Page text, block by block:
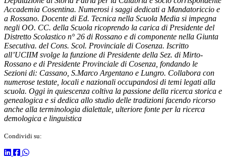
Accademia Cosentina. Numerosi i saggi dedicati a Mandatoriccio e
a Rossano. Docente di Ed. Tecnica nella Scuola Media si impegna
negli OO. CC. della Scuola ricoprendo la carica di Presidente del
Distretto Scolastico n° 26 di Rossano e di componente nella Giunta
Esecutiva. del Cons. Scol. Provinciale di Cosenza. Iscritto
all’UCIIM svolge la funzione di Presidente della Sez. di Mirto-
Rossano e di Presidente Provinciale di Cosenza, fondando le
Sezioni di: Cassano, S.Marco Argentano e Lungro. Collabora con
numerose testate, locali e nazionali occupandosi di temi legati alla
scuola. Oggi in quiescenza coltiva la passione della ricerca storica e
genealogica e si dedica allo studio delle tradizioni facendo ricorso
anche alla terminologia dialettale, ulteriore fonte per la ricerca
demologica e linguistica
Condividi su: